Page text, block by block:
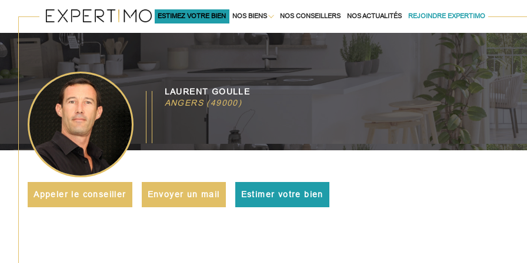
ESTIMEZ VOTRE BIEN NOS BIENS
À LA VENTE À LA LOCATION
NOS CONSEILLERS NOS ACTUALITÉS REJOINDRE EXPERTIMO
Acheter
de l'ancien
de l'immo pro
Louer
à l'année
de l'immo pro
Estimer
TYPE DE BIEN BUDGET
Voir les21183annonces
LAURENT GOULLE
ANGERS (49000)
Appeler le conseiller Envoyer un mail Estimer votre bien